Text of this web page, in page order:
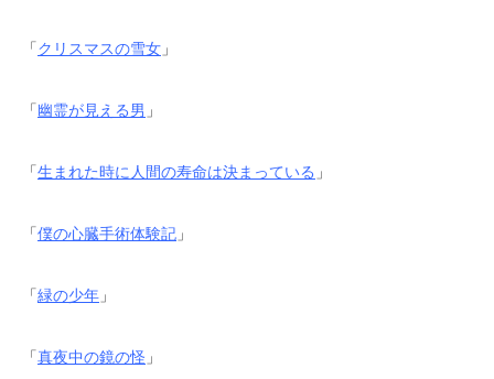
「クリスマスの雪女 」
「幽霊が見える男 」
「生まれた時に人間の寿命は決まっている 」
「僕の心臓手術体験記 」
「緑の少年 」
「真夜中の鏡の怪 」